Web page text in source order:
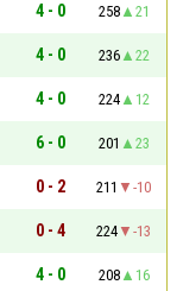
4 - 0 258
21
4 - 0 236
22
4 - 0 224
12
6 - 0 201
23
0 - 2 211
-10
0 - 4 224
-13
4 - 0 208 16